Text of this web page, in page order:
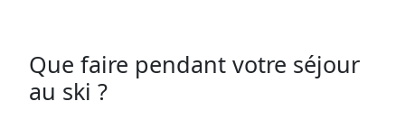
Que faire pendant votre séjour
au ski ?